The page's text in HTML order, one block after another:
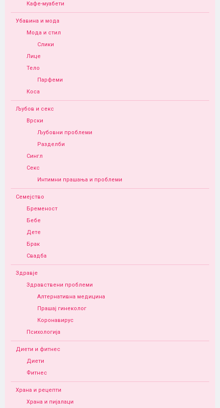
Кафе-муабети
Убавина и мода
Мода и стил
Слики
Лице
Тело
Парфеми
Коса
Љубов и секс
Врски
Љубовни проблеми
Разделби
Сингл
Секс
Интимни прашања и проблеми
Семејство
Бременост
Бебе
Дете
Брак
Свадба
Здравје
Здравствени проблеми
Алтернативна медицина
Прашај гинеколог
Коронавирус
Психологија
Диети и фитнес
Диети
Фитнес
Храна и рецепти
Храна и пијалаци